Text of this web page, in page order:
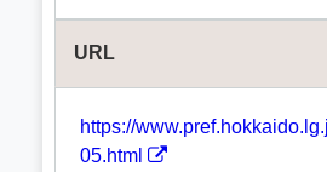
URL
https://
05.html